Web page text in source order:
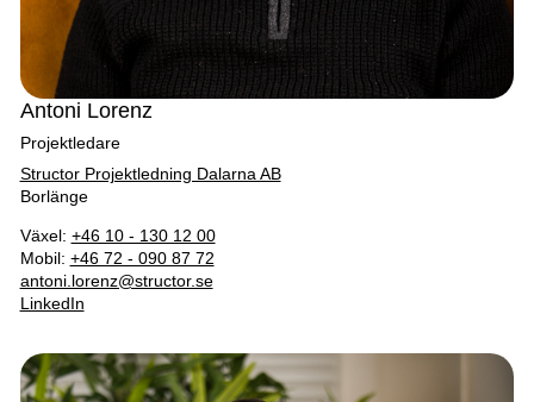
Antoni Lorenz
Projektledare
Structor Projektledning Dalarna AB
Borlänge
Växel: +46 10 - 130 12 00
Mobil: +46 72 - 090 87 72
antoni.lorenz@structor.se
LinkedIn